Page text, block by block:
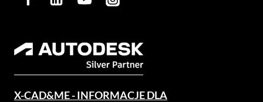
X-CAD&ME - INFORMACJE DLA